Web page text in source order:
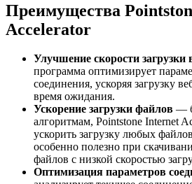
Преимущества
Accelerator
Улучшение скорости загрузки
программа оптимизирует
соединения, ускоряя загрузку
время ожидания.
Ускорение загрузки файлов —
алгоритмам, Pointstone Internet
ускорить загрузку любых
особенно полезно при
файлов с низкой скоростью
Оптимизация параметров